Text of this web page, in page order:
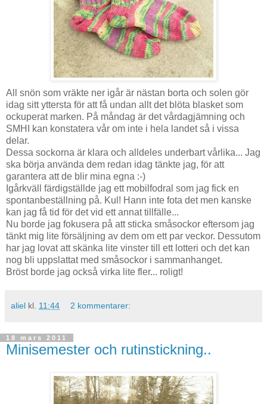
All snön som vräkte ner igår är nästan borta och solen gör
idag sitt yttersta för att få undan allt det blöta blasket som
ockuperat marken. På måndag är det vårdagjämning och
SMHI kan konstatera vår om inte i hela landet så i vissa
delar.
Dessa sockorna är klara och alldeles underbart vårlika... Jag
ska börja använda dem redan idag tänkte jag, för att
garantera att de blir mina egna :-)
Igårkväll färdigställde jag ett mobilfodral som jag fick en
spontanbeställning på. Kul! Hann inte fota det men kanske
kan jag få tid för det vid ett annat tillfälle...
Nu borde jag fokusera på att sticka småsockor eftersom jag
tänkt mig lite försäljning av dem om ett par veckor. Dessutom
har jag lovat att skänka lite vinster till ett lotteri och det kan
nog bli uppslattat med småsockor i sammanhanget.
Bröst borde jag också virka lite fler... roligt!
aliel kl. 11:44 2 kommentarer:
18 mars 2011
Minisemester och rutinstickning..